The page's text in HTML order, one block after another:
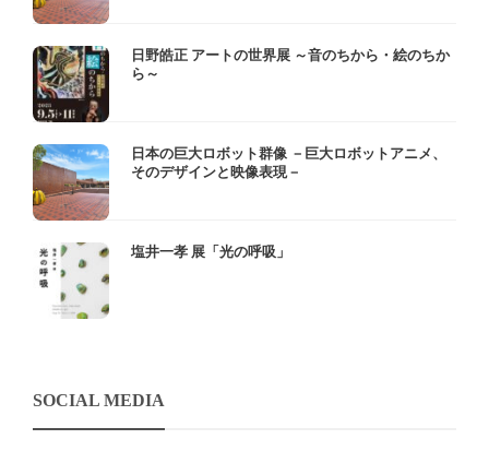
日野皓正 アートの世界展 ～音のちから・絵のちか
ら～
日本の巨大ロボット群像 －巨大ロボットアニメ、
そのデザインと映像表現－
塩井一孝 展「光の呼吸」
SOCIAL MEDIA